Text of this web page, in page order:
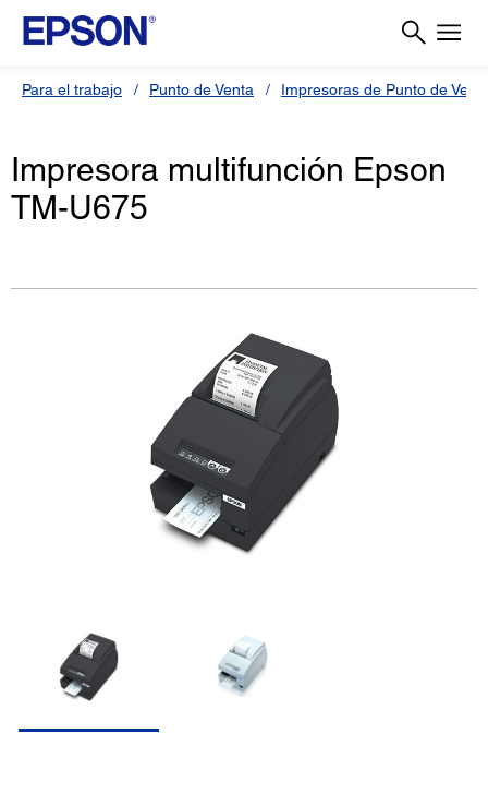
Para el trabajo Punto de Venta Impresoras de Punto de
Impresora multifunción Epson
TM-U675